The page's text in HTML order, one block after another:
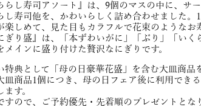
らし寿司アソート』は、9個のマスの中に、サ
し寿司他を、かわいらしく詰め合わせました。
楽しめて、見た目もカラフルで花束のようなお
ぎり盛』は、「本ずわいがに」「ぶり」「いく
メインに盛り付けた贅沢なにぎりです。
特典として「母の日豪華花盛」を含む大皿商品
皿商品1個につき、母の日フェア後に利用できる
す。
ので、ご予約優先・先着順のプレゼントとな